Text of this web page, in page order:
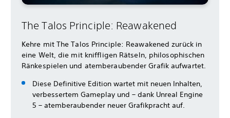
The Talos Principle: Reawakened
Kehre mit The Talos Principle: Reawakened zurück in
eine Welt, die mit kniffligen Rätseln, philosophischen
Ränkespielen und atemberaubender Grafik aufwartet.
Diese Definitive Edition wartet mit neuen Inhalten,
verbessertem Gameplay und – dank Unreal Engine
5 – atemberaubender neuer Grafikpracht auf.